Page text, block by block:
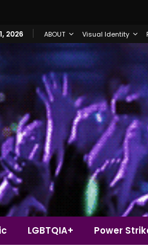
2026 ABOUT Visual Identity
LGBTQIA+ Power